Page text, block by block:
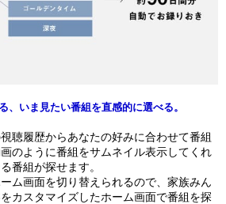
、いま見たい番組を直感的に選べる。
聴履歴からあなたの好みに合わせて番組
のように番組をサムネイル表示してくれ
番組が探せます。
ム画面を切り替えられるので、家族みん
カスタマイズしたホーム画面で番組を探